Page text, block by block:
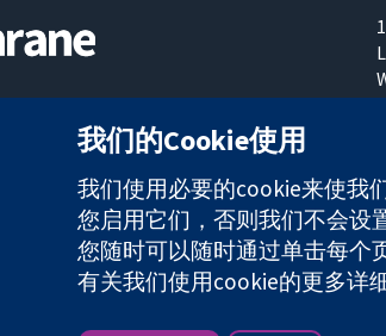
is a charity (no. 1045921) and a
协作网
我们的Cookie使用
我们使用必要的cookie来使我
您启用它们，否则我们不会设
您随时可以随时通过单击每个
有关我们使用cookie的更多详